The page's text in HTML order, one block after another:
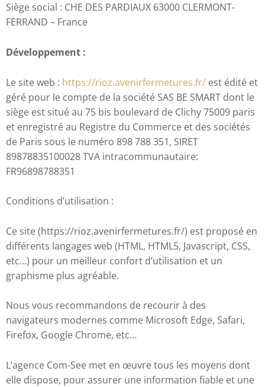
Siège social : CHE DES PARDIAUX 63000 CLERMONT-
FERRAND – France
Développement :
Le site web : https://rioz.avenirfermetures.fr/ est édité et
géré pour le compte de la société SAS BE SMART dont le
siège est situé au 75 bis boulevard de Clichy 75009 paris
et enregistré au Registre du Commerce et des sociétés
de Paris sous le numéro 898 788 351, SIRET
89878835100028 TVA intracommunautaire:
FR96898788351
Conditions d’utilisation :
Ce site (https://rioz.avenirfermetures.fr/) est proposé en
différents langages web (HTML, HTML5, Javascript, CSS,
etc…) pour un meilleur confort d’utilisation et un
graphisme plus agréable.
Nous vous recommandons de recourir à des
navigateurs modernes comme Microsoft Edge, Safari,
Firefox, Google Chrome, etc…
L’agence Com-See met en œuvre tous les moyens dont
elle dispose, pour assurer une information fiable et une